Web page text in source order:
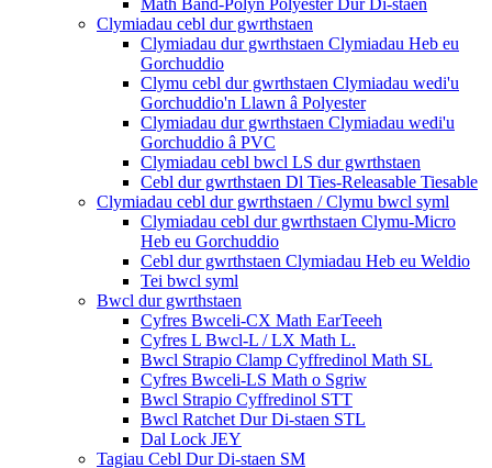
Math Band-Polyn Polyester Dur Di-staen
Clymiadau cebl dur gwrthstaen
Clymiadau dur gwrthstaen Clymiadau Heb eu
Gorchuddio
Clymu cebl dur gwrthstaen Clymiadau wedi'u
Gorchuddio'n Llawn â Polyester
Clymiadau dur gwrthstaen Clymiadau wedi'u
Gorchuddio â PVC
Clymiadau cebl bwcl LS dur gwrthstaen
Cebl dur gwrthstaen Dl Ties-Releasable Tiesable
Clymiadau cebl dur gwrthstaen / Clymu bwcl syml
Clymiadau cebl dur gwrthstaen Clymu-Micro
Heb eu Gorchuddio
Cebl dur gwrthstaen Clymiadau Heb eu Weldio
Tei bwcl syml
Bwcl dur gwrthstaen
Cyfres Bwceli-CX Math EarTeeeh
Cyfres L Bwcl-L / LX Math L.
Bwcl Strapio Clamp Cyffredinol Math SL
Cyfres Bwceli-LS Math o Sgriw
Bwcl Strapio Cyffredinol STT
Bwcl Ratchet Dur Di-staen STL
Dal Lock JEY
Tagiau Cebl Dur Di-staen SM